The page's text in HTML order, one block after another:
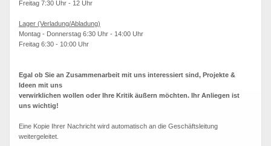
Freitag 7:30 Uhr - 12 Uhr
Lager (Verladung/Abladung)
Montag - Donnerstag 6:30 Uhr - 14:00 Uhr
Freitag 6:30 - 10:00 Uhr
Egal ob Sie an Zusammenarbeit mit uns interessiert sind, Projekte &
Ideen mit uns
verwirklichen wollen oder Ihre Kritik äußern möchten. Ihr Anliegen ist
uns wichtig!
Eine Kopie Ihrer Nachricht wird automatisch an die Geschäftsleitung
weitergeleitet.